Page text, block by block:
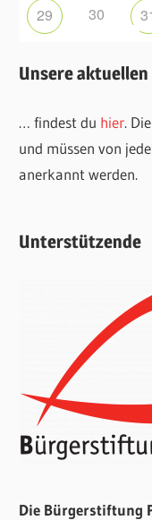
29 30
Unsere
… findest du hier.
und müssen von
anerkannt werden.
Unterstützende
Die Bürgerstiftung